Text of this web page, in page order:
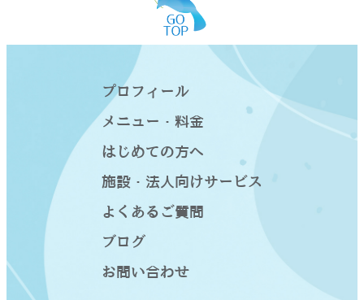
プロフィール
メニュー・料金
はじめての方へ
施設・法人向けサービス
よくあるご質問
ブログ
お問い合わせ